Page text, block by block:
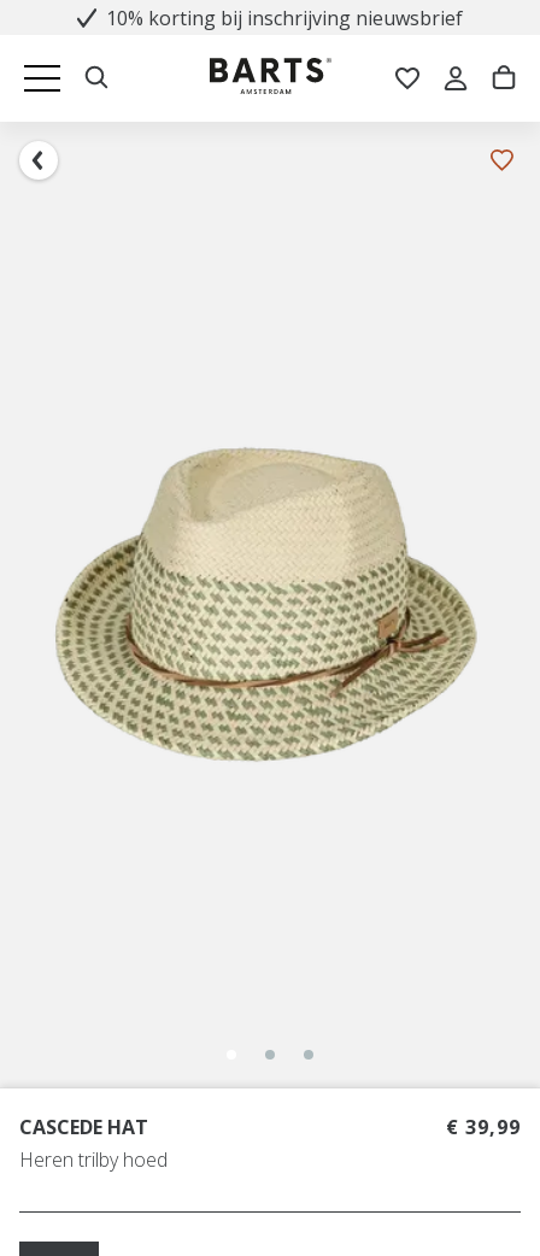
10% korting bij inschrijving nieuwsbrief
CASCEDE HAT
Heren trilby hoed
€ 39,99